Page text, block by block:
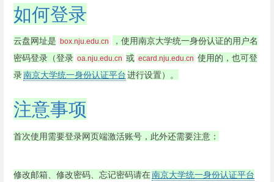
如何登录
云盘网址是 box.nju.edu.cn
，使用南京大学统一身份认证的用户名
密码登录（登录 oa.nju.edu.cn 或 ecard.nju.edu.cn 使用的，也可登
录南京大学统一身份认证平台进行设置）。
注意事项
首次使用需要登录网页端激活账号，此外还需要注意：
修改邮箱、修改密码、忘记密码请在南京大学统一身份认证平台